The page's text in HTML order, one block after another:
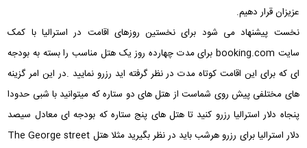
عزیزان قرار دهیم.
نخست پیشنهاد می شود برای نخستین روزهای اقامت در استرالیا با کمک
سایت booking.com برای مدت چهارده روز یک هتل مناسب را بسته به بودجه
ای که برای این اقامت کوتاه مدت در نظر گرفته اید رزرو نمایید .در این امر گزینه
های مختلفی پیش روی شماست از هتل های دو ستاره که میتوانید با شبی حدودا
پنجاه دلار استرالیا رزرو کنید تا هتل های پنج ستاره که بودجه ای معادل سیصد
دلار استرالیا برای رزرو هرشب باید در نظر بگیرید مثلا هتل The George street